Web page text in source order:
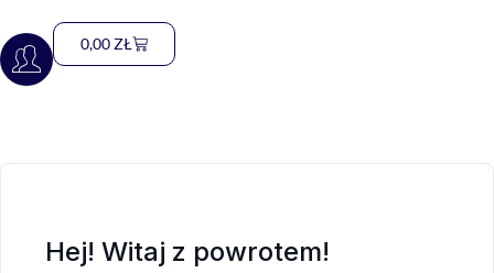
0,00ZŁ
Hej! Witaj z powrotem!